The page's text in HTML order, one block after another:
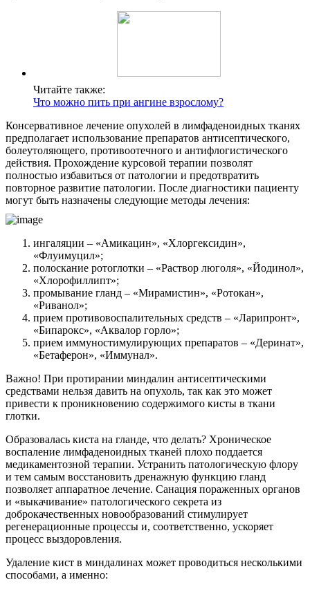
Читайте также:
Что можно пить при ангине взрослому?
Консервативное лечение опухолей в лимфаденоидных тканях
предполагает использование препаратов антисептического,
болеутоляющего, противоотечного и антифлогистического
действия. Прохождение курсовой терапии позволят
полностью избавиться от патологии и предотвратить
повторное развитие патологии. После диагностики пациенту
могут быть назначены следующие методы лечения:
ингаляции – «Амикацин», «Хлоргексидин»,
«Флуимуцил»;
полоскание ротоглотки – «Раствор люголя», «Йодинол»,
«Хлорофиллипт»;
промывание гланд – «Мирамистин», «Ротокан»,
«Риванол»;
прием противовоспалительных средств – «Ларипронт»,
«Бипарокс», «Аквалор горло»;
прием иммуностимулирующих препаратов – «Деринат»,
«Бетаферон», «Иммунал».
Важно! При протирании миндалин антисептическими
средствами нельзя давить на опухоль, так как это может
привести к проникновению содержимого кисты в ткани
глотки.
Образовалась киста на гланде, что делать? Хроническое
воспаление лимфаденоидных тканей плохо поддается
медикаментозной терапии. Устранить патологическую флору
и тем самым восстановить дренажную функцию гланд
позволяет аппаратное лечение. Санация пораженных органов
и «выкачивание» патологического секрета из
доброкачественных новообразований стимулирует
регенерационные процессы и, соответственно, ускоряет
процесс выздоровления.
Удаление кист в миндалинах может проводиться несколькими
способами, а именно: